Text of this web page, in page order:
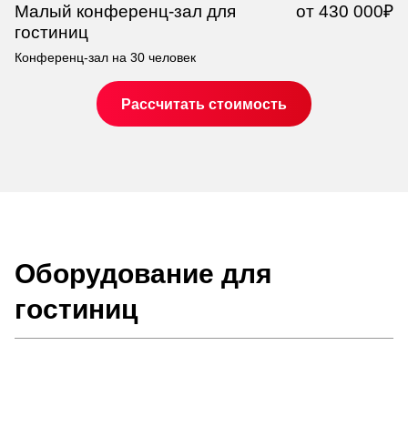
Малый конференц-зал для
гостиниц
от 430 000₽
Конференц-зал на 30 человек
Рассчитать стоимость
Оборудование для
гостиниц